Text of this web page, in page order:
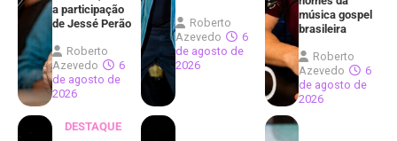
a participação
de Jessé Perão
Roberto
Azevedo
6
de agosto de
2026
Roberto
Azevedo
6
de agosto de
2026
música gospel
brasileira
Roberto
Azevedo
6
de agosto de
2026
DESTAQUE